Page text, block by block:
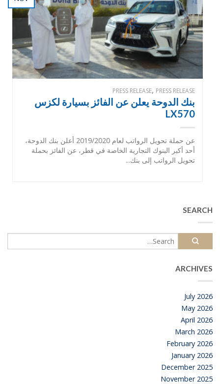
PRESS RELEASE, PRESS RELEASE
بنك الدوحة يعلن عن الفائز بسيارة لكزس
LX570
عن حملة تحويل الرواتب لعام 2019/2020 أعلن بنك الدوحة،
أحد أكبر البنوك التجارية الخاصة في قطر، عن الفائز بحملة
تحويل الرواتب إلى بنك...
SEARCH
ARCHIVES
July 2026
May 2026
April 2026
March 2026
February 2026
January 2026
December 2025
November 2025